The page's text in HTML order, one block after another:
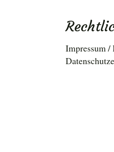
Impressum /